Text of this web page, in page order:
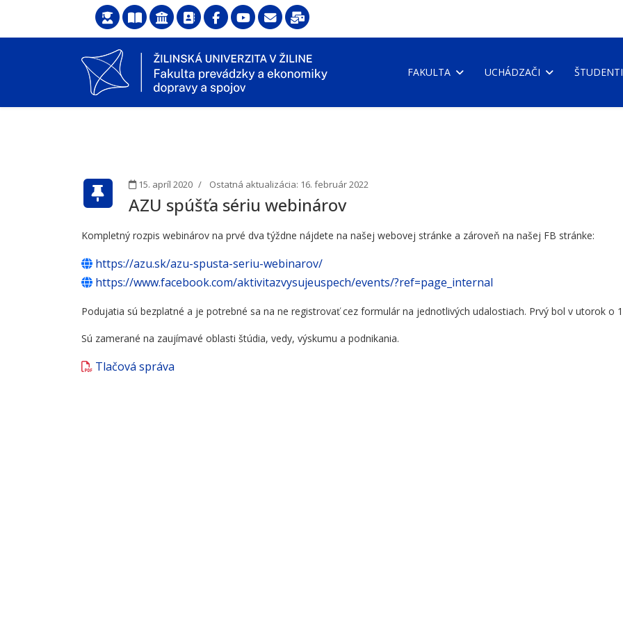
FAKULTA UCHÁDZAČI ŠTUDENTI
15. apríl 2020 Ostatná aktualizácia: 16. február 2022
AZU spúšťa sériu webinárov
Kompletný rozpis webinárov na prvé dva týždne nájdete na našej webovej stránke a zároveň na našej FB stránke:
https://azu.sk/azu-spusta-seriu-webinarov/
https://www.facebook.com/aktivitazvysujeuspech/events/?ref=page_internal
Podujatia sú bezplatné a je potrebné sa na ne registrovať cez formulár na jednotlivých udalostiach. Prvý bol v utorok o
Sú zamerané na zaujímavé oblasti štúdia, vedy, výskumu a podnikania.
Tlačová správa